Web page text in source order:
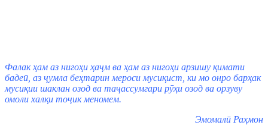
Фалак ҳам аз нигоҳи ҳаҷм ва ҳам аз нигоҳи арзишу қимати
бадеӣ, аз ҷумла беҳтарин мероси мусиқист, ки мо онро барҳак
мусиқии шаклан озод ва таҷассумгари рӯҳи озод ва орзуву
омоли халқи тоҷик меномем.
Эмомалӣ Раҳмон